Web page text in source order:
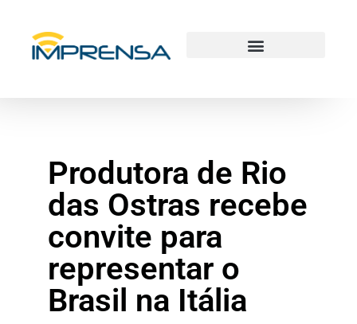
Produtora de Rio
das Ostras recebe
convite para
representar o
Brasil na Itália